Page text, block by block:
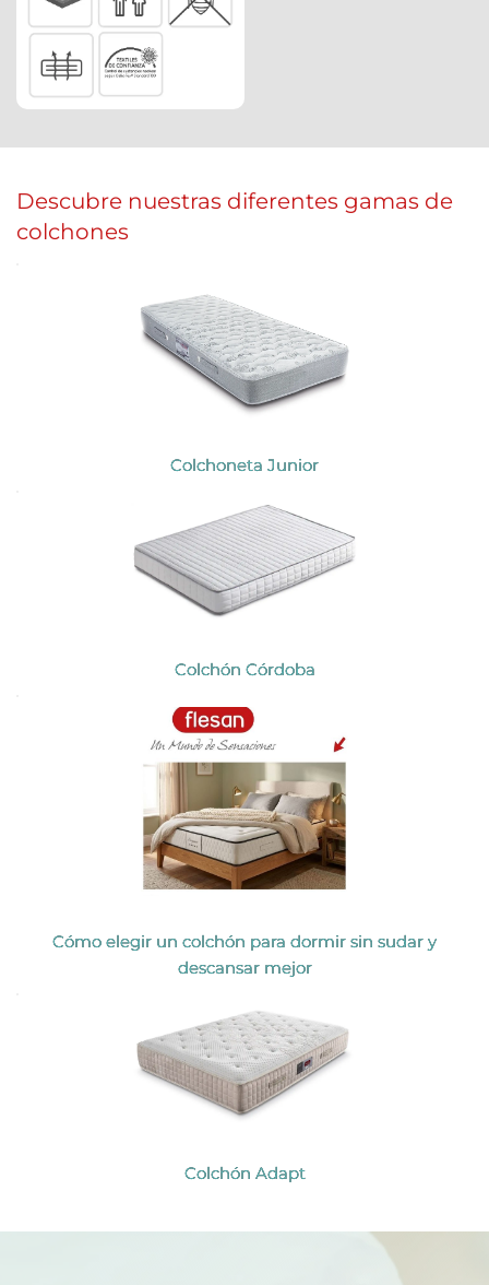
Descubre nuestras diferentes gamas de
colchones
Colchoneta Junior
Colchón Córdoba
Cómo elegir un colchón para dormir sin sudar y
descansar mejor
Colchón Adapt